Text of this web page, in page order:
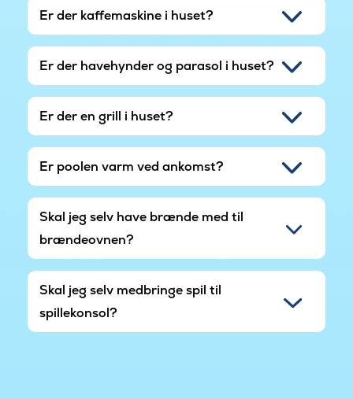
Er der kaffemaskine i huset?
Er der havehynder og parasol i huset?
Er der en grill i huset?
Er poolen varm ved ankomst?
Skal jeg selv have brænde med til
brændeovnen?
Skal jeg selv medbringe spil til
spillekonsol?